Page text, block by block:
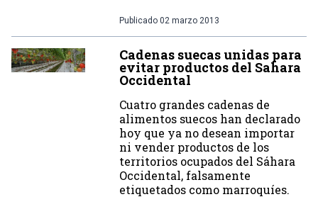
Publicado 02 marzo 2013
Cadenas suecas unidas para
evitar productos del Sahara
Occidental
Cuatro grandes cadenas de
alimentos suecos han declarado
hoy que ya no desean importar
ni vender productos de los
territorios ocupados del Sáhara
Occidental, falsamente
etiquetados como marroquíes.